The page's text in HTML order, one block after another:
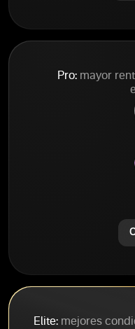
Pro: mayor
Elite:mejores